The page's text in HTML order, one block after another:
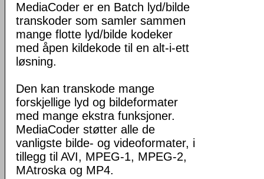
MediaCoder er en Batch lyd/bilde
transkoder som samler sammen
mange flotte lyd/bilde kodeker
med åpen kildekode til en alt-i-ett
løsning.
Den kan transkode mange
forskjellige lyd og bildeformater
med mange ekstra funksjoner.
MediaCoder støtter alle de
vanligste bilde- og videoformater, i
tillegg til AVI, MPEG-1, MPEG-2,
MAtroska og MP4.